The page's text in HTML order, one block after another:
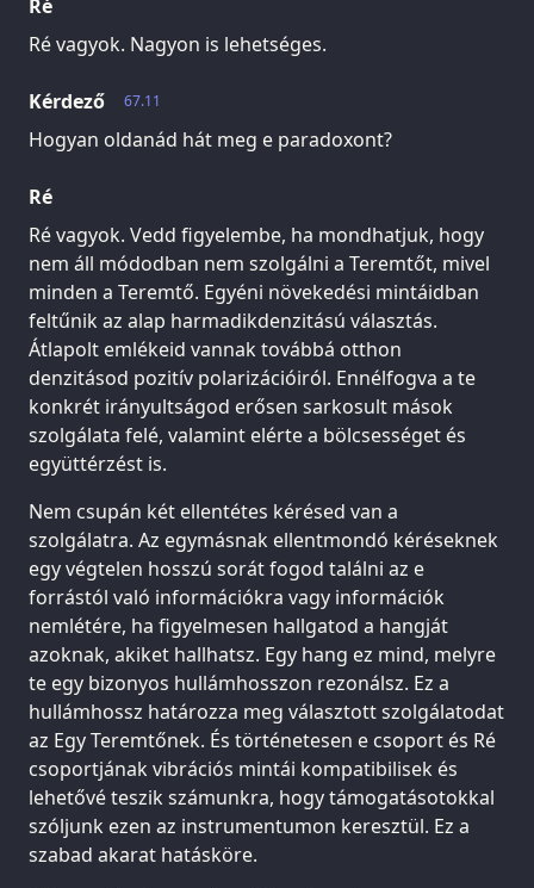
Ré
Ré vagyok. Nagyon is lehetséges.
67.11
Kérdező
Hogyan oldanád hát meg e paradoxont?
Ré
Ré vagyok. Vedd figyelembe, ha mondhatjuk, hogy
nem áll módodban nem szolgálni a Teremtőt, mivel
minden a Teremtő. Egyéni növekedési mintáidban
feltűnik az alap harmadikdenzitású választás.
Átlapolt emlékeid vannak továbbá otthon
denzitásod pozitív polarizációiról. Ennélfogva a te
konkrét irányultságod erősen sarkosult mások
szolgálata felé, valamint elérte a bölcsességet és
együttérzést is.
Nem csupán két ellentétes kérésed van a
szolgálatra. Az egymásnak ellentmondó kéréseknek
egy végtelen hosszú sorát fogod találni az e
forrástól való információkra vagy információk
nemlétére, ha figyelmesen hallgatod a hangját
azoknak, akiket hallhatsz. Egy hang ez mind, melyre
te egy bizonyos hullámhosszon rezonálsz. Ez a
hullámhossz határozza meg választott szolgálatodat
az Egy Teremtőnek. És történetesen e csoport és Ré
csoportjának vibrációs mintái kompatibilisek és
lehetővé teszik számunkra, hogy támogatásotokkal
szóljunk ezen az instrumentumon keresztül. Ez a
szabad akarat hatásköre.